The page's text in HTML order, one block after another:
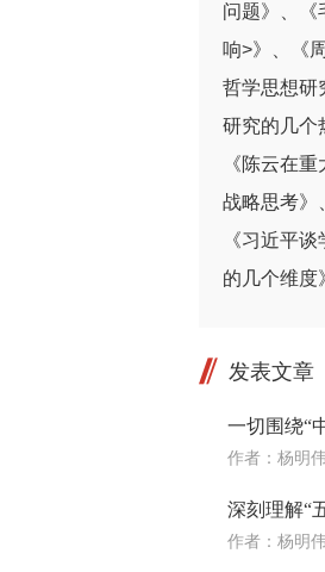
问题》、《
响>》、《
哲学思想研
研究的几个
《陈云在
战略思考》
《习近平
的几个维度
发表文章
一切围绕“
作者：杨明伟
深刻理解“
作者：杨明伟